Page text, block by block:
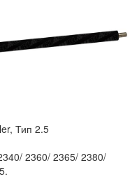
Тип 2.5
2360/ 2365/ 2380/